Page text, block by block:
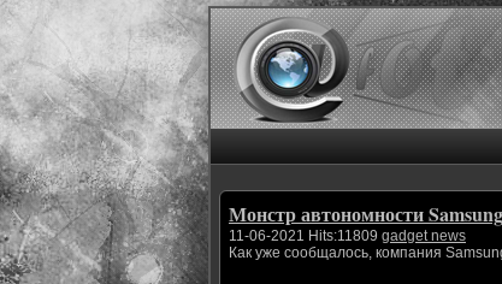
Монстр автономности
11-06-2021 Hits:11809 gadget news
Как уже сообщалось, компания